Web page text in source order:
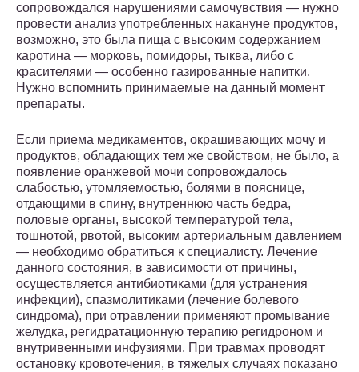
сопровождался нарушениями самочувствия — нужно
провести анализ употребленных накануне продуктов,
возможно, это была пища с высоким содержанием
каротина — морковь, помидоры, тыква, либо с
красителями — особенно газированные напитки.
Нужно вспомнить принимаемые на данный момент
препараты.
Если приема медикаментов, окрашивающих мочу и
продуктов, обладающих тем же свойством, не было, а
появление оранжевой мочи сопровождалось
слабостью, утомляемостью, болями в пояснице,
отдающими в спину, внутреннюю часть бедра,
половые органы, высокой температурой тела,
тошнотой, рвотой, высоким артериальным давлением
— необходимо обратиться к специалисту. Лечение
данного состояния, в зависимости от причины,
осуществляется антибиотиками (для устранения
инфекции), спазмолитиками (лечение болевого
синдрома), при отравлении применяют промывание
желудка, регидратационную терапию регидроном и
внутривенными инфузиями. При травмах проводят
остановку кровотечения, в тяжелых случаях показано